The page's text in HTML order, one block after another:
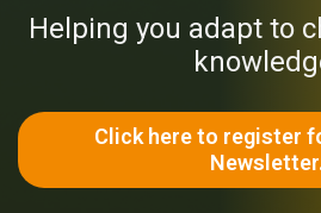
Helping you adapt to
Click here to register